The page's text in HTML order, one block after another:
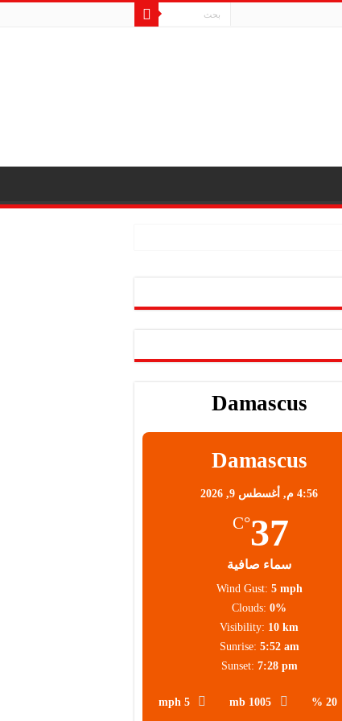
Damascus
Damascus
4:56 م, أغسطس 9, 2026
37
°C
سماء صافية
20 %
1005 mb
5 mph
Wind Gust: 5 mph
Clouds: 0%
Visibility: 10 km
Sunrise: 5:52 am
Sunset: 7:28 pm